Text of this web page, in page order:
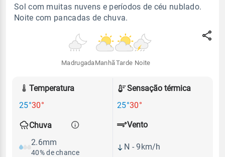
Sol com muitas nuvens e períodos de céu nublado.
Noite com pancadas de chuva.
Madrugada Manhã Tarde Noite
Temperatura
25°30°
Sensação térmica
25°30°
Chuva
2.6mm
40% de chance
Vento
N - 9km/h